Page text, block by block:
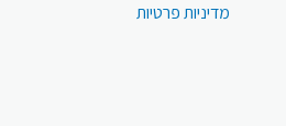
מדיניות פרטיות